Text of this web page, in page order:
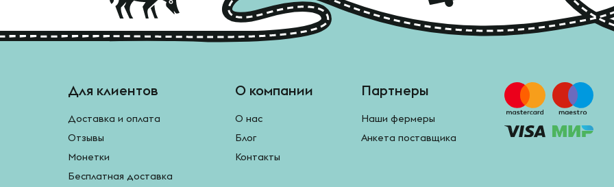
Для клиентов
Доставка и оплата
Отзывы
Монетки
Бесплатная доставка
О компании
О нас
Блог
Контакты
Партнеры
Наши фермеры
Анкета поставщика